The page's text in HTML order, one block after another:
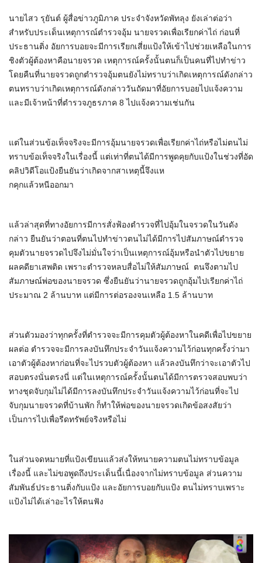
นายไสว รุยันต์ ผู้สื่อข่าวภูมิภาค ประจำจังหวัดพัทลุง ยังเล่าต่อว่า
สำหรับประเด็นเหตุการณ์ตำรวจอุ้ม นายจรวดเพื่อเรียกค่าไถ่ ก่อนที่
ประธานติ่ง อัยการบอยจะมีการเรียกเสี่ยแป้งให้เข้าไปช่วยเหลือในการ
ชิงตัวผู้ต้องหาคือนายจรวด เหตุการณ์ครั้งนั้นตนก็เป็นคนที่ไปทำข่าว
โดยคืนที่นายจรวดถูกตำรวจอุ้มตนยังไม่ทราบว่าเกิดเหตุการณ์ดังกล่าว
ตนทราบว่าเกิดเหตุการณ์ดังกล่าววันถัดมาที่อัยการบอยไปแจ้งความ
และมีเจ้าหน้าที่ตำรวจภูธรภาค 8 ไปแจ้งความเช่นกัน
แต่ในส่วนข้อเท็จจริงจะมีการอุ้มนายจรวดเพื่อเรียกค่าไถ่หรือไม่ตนไม่
ทราบข้อเท็จจริงในเรื่องนี้ แต่เท่าที่ตนได้มีการพูดคุยกับแป้งในช่วงที่อัด
คลิปวิดีโอแป้งยืนยันว่าเกิดจากสาเหตุนี้จึงแห
กคุกแล้วหนีออกมา
แล้วล่าสุดที่ทางอัยการมีการสั่งฟ้องตำรวจที่ไปอุ้มในจรวดในวันดัง
กล่าว ยืนยันว่าตอนที่ตนไปทำข่าวตนไม่ได้มีการไปสัมภาษณ์ตำรวจ
คุมตัวนายจรวดไปจึงไม่มั่นใจว่าเป็นเหตุการณ์อุ้มหรือนำตัวไปขยาย
ผลคดียาเสพติด เพราะตำรวจหลบสื่อไม่ให้สัมภาษณ์ ตนจึงตามไป
สัมภาษณ์พ่อของนายจรวด ซึ่งยืนยันว่านายจรวดถูกอุ้มไปเรียกค่าไถ่
ประมาณ 2 ล้านบาท แต่มีการต่อรองจนเหลือ 1.5 ล้านบาท
ส่วนตัวมองว่าทุกครั้งที่ตำรวจจะมีการคุมตัวผู้ต้องหาในคดีเพื่อไปขยาย
ผลต่อ ตำรวจจะมีการลงบันทึกประจำวันแจ้งความไว้ก่อนทุกครั้งว่ามา
เอาตัวผู้ต้องหาก่อนที่จะไปรวบตัวผู้ต้องหา แล้วลงบันทึกว่าจะเอาตัวไป
สอบตรงนั่นตรงนี่ แต่ในเหตุการณ์ครั้งนั้นตนได้มีการตรวจสอบพบว่า
ทางชุดจับกุมไม่ได้มีการลงบันทึกประจำวันแจ้งความไว้ก่อนที่จะไป
จับกุมนายจรวดที่บ้านพัก ก็ทำให้พ่อของนายจรวดเกิดข้อสงสัยว่า
เป็นการไปเพื่อรีดทรัพย์จริงหรือไม่
ในส่วนจดหมายที่แป้งเขียนแล้วส่งให้ทนายความตนไม่ทราบข้อมูล
เรื่องนี้ และไม่ขอพูดถึงประเด็นนี้เนื่องจากไม่ทราบข้อมูล ส่วนความ
สัมพันธ์ประธานติ่งกับแป้ง และอัยการบอยกับแป้ง ตนไม่ทราบเพราะ
แป้งไม่ได้เล่าอะไรให้ตนฟัง